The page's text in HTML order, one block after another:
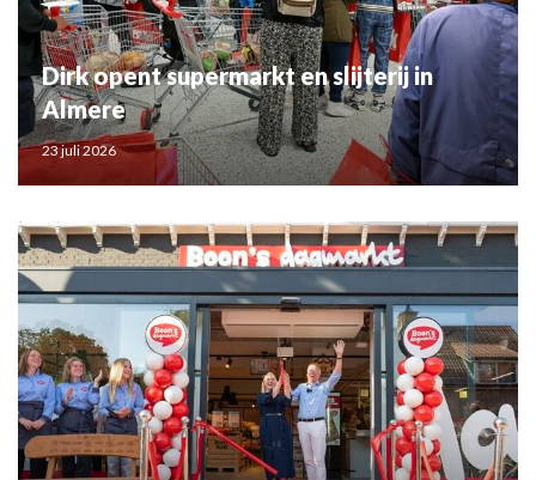
Dirk opent supermarkt en slijterij in
Almere
23 juli 2026